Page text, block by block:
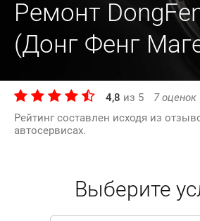
Ремонт
(Донг Фенг
4,8 из 5 7оценок
Рейтинг составлен исходя из
автосервисах.
Выберите